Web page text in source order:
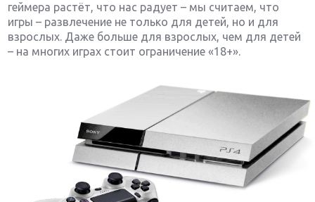
геймера растёт, что нас радует – мы считаем, что
игры – развлечение не только для детей, но и для
взрослых. Даже больше для взрослых, чем для детей
– на многих играх стоит ограничение «18+».